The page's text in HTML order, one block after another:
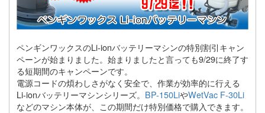
ペンギンワックスのLi-ionバッテリーマシンの特別割引キャン
ペーンが始まりました。始まりましたと言っても9/29に終了す
る短期間のキャンペーンです。
電源コードの煩わしさがなく安全で、作業が効率的に行える
Li-ionバッテリーマシンシリーズ。 BP-150LiやWetVac F-30Li
などのマシン本体が、この期間だけ特別価格で購入できます。